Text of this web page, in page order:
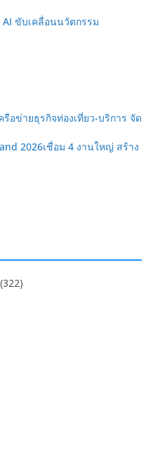
AI ขับเคลื่อนนวัตกรรม
อข่ายธุรกิจท่องเที่ยว-บริการ จัด
2026เชื่อม 4 งานใหญ่ สร้าง
(322)